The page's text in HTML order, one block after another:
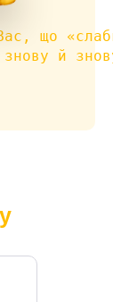
що
й